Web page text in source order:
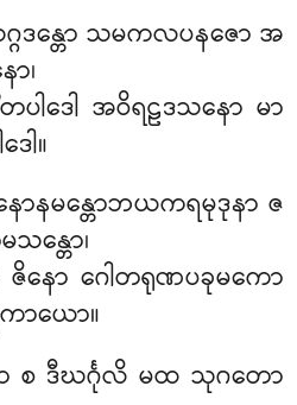
ဂဒန္တော သမကလပနဇော အ
ာ၊
ပါဒေါ အဝိရဠဒသနော မာ
ါ။
ောနမန္တောဘယကရမုဒုနာ ဇ
န္တော၊
ာ ဇိနော ဂေါတရုဏပခုမကော
ာယော။
ာ စ ဒီဃင်္ဂုလိ မထ သုဂတော